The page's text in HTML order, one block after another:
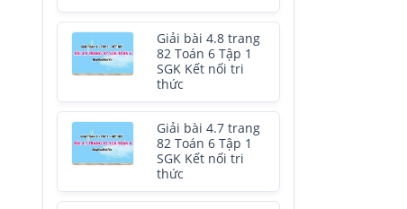
Giải bài 4.8 trang
82 Toán 6 Tập 1
SGK Kết nối tri
thức
Giải bài 4.7 trang
82 Toán 6 Tập 1
SGK Kết nối tri
thức